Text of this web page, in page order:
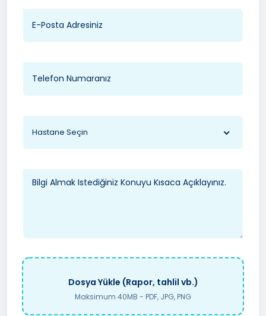
Hastane Seçin
Dosya Yükle (Rapor, tahlil vb.)
Maksimum 40MB - PDF, JPG, PNG